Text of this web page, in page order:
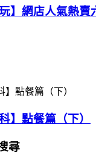
】網店人氣熱賣
】點餐篇（下）
尋